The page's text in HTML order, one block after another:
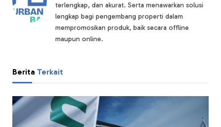
terlengkap, dan akurat. Serta menawarkan solusi
lengkap bagi pengembang properti dalam
mempromosikan produk, baik secara offline
maupun online.
Berita Terkait